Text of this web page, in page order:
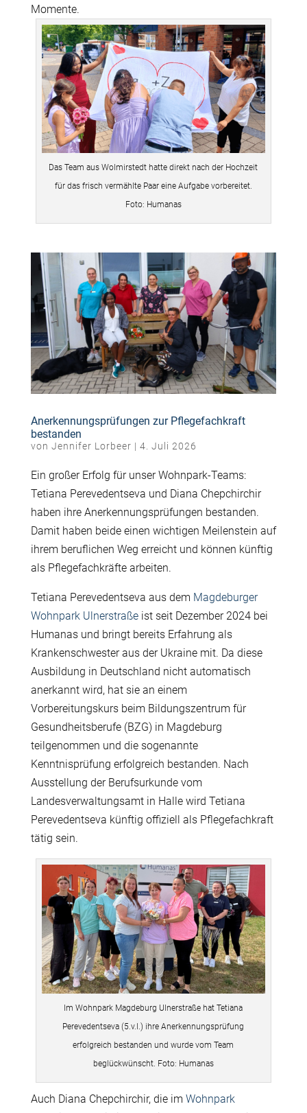
Momente.
Das Team aus Wolmirstedt hatte direkt nach der Hochzeit
für das frisch vermählte Paar eine Aufgabe vorbereitet.
Foto: Humanas
Anerkennungsprüfungen zur Pflegefachkraft
bestanden
von Jennifer Lorbeer | 4. Juli 2026
Ein großer Erfolg für unser Wohnpark-Teams:
Tetiana Perevedentseva und Diana Chepchirchir
haben ihre Anerkennungsprüfungen bestanden.
Damit haben beide einen wichtigen Meilenstein auf
ihrem beruflichen Weg erreicht und können künftig
als Pflegefachkräfte arbeiten.
Tetiana Perevedentseva aus dem Magdeburger
Wohnpark Ulnerstraßeist seit Dezember 2024 bei
Humanas und bringt bereits Erfahrung als
Krankenschwester aus der Ukraine mit. Da diese
Ausbildung in Deutschland nicht automatisch
anerkannt wird, hat sie an einem
Vorbereitungskurs beim Bildungszentrum für
Gesundheitsberufe (BZG) in Magdeburg
teilgenommen und die sogenannte
Kenntnisprüfung erfolgreich bestanden. Nach
Ausstellung der Berufsurkunde vom
Landesverwaltungsamt in Halle wird Tetiana
Perevedentseva künftig offiziell als Pflegefachkraft
tätig sein.
Im Wohnpark Magdeburg Ulnerstraße hat Tetiana
Perevedentseva (5.v.l.) ihre Anerkennungsprüfung
erfolgreich bestanden und wurde vom Team
beglückwünscht. Foto: Humanas
Auch Diana Chepchirchir, die im Wohnpark